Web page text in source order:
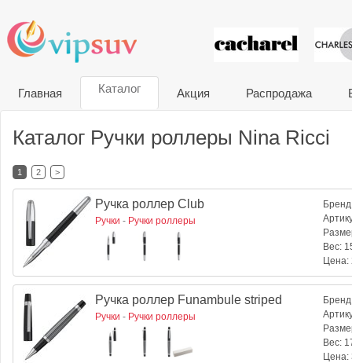
VIP
Главная Каталог Акция Распродажа
Каталог Ручки роллеры Nina Ricci
1 2 >
Ручка роллер Club
Ручки - Ручки роллеры
Вес:
Цена:
Ручка роллер Funambule striped
Ручки - Ручки роллеры
Вес:
Цена: